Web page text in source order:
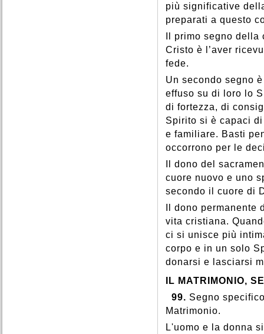
più significative
preparati a questo
Il primo segno
Cristo è l’aver
fede.
Un secondo segno
effuso su di loro lo
di fortezza, di
Spirito si è capaci
e familiare. Basti
occorrono per le
Il dono del
cuore nuovo e uno
secondo il cuore di
Il dono
vita cristiana.
ci si unisce più
corpo e in un solo
donarsi e lasciarsi
IL MATRIMONIO,
99. Segno
Matrimonio.
L'uomo e la donna